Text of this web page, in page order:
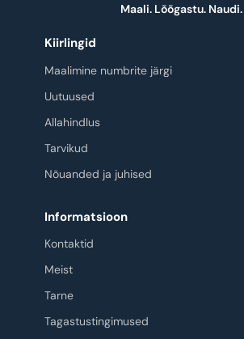
Maali. Lõõgastu. Naudi.
Kiirlingid
Maalimine numbrite järgi
Uutuused
Allahindlus
Tarvikud
Nõuanded ja juhised
Informatsioon
Kontaktid
Meist
Tarne
Tagastustingimused